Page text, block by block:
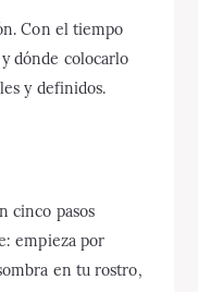
Con el tiempo
dónde colocarlo
y definidos.
cinco pasos
empieza por
en tu rostro,